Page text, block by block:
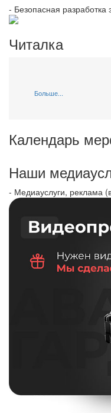
- Безопасная
Читалка
Больше...
Календарь
Наши
- Медиауслуги, реклама